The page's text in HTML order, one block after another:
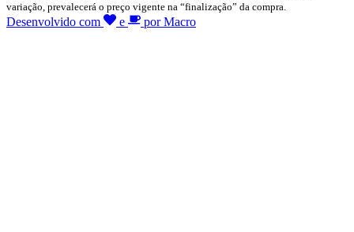
variação, prevalecerá o preço vigente na “finalização” da compra.
Desenvolvido com e por Macro